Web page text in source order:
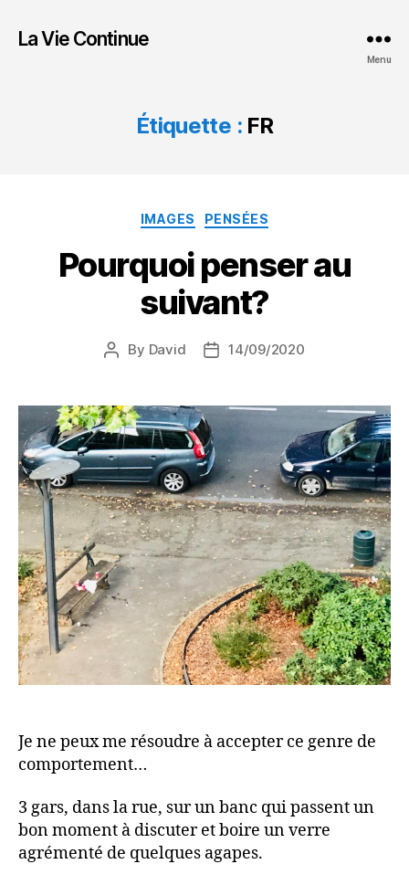
La Vie Continue
Menu
Étiquette : FR
Categories
IMAGES PENSÉES
Pourquoi penser au
suivant?
Post
By David
Post14/09/2020
Je ne peux me résoudre à accepter ce genre de
comportement…
3 gars, dans la rue, sur un banc qui passent un
bon moment à discuter et boire un verre
agrémenté de quelques agapes.